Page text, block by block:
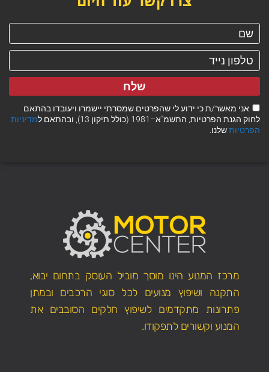
אני מאשר/ת כי ידוע לי שהפרטים שמסרתי יישמרו ויעובדו בהתאם
לחוק הגנת הפרטיות, התשמ"א–1981 (כולל תיקון 13), ובהתאם ל
מדיניות
הפרטיותשלנו.
שלח
מרכז המנוע הינו מוסך מוביל העוסק בתחום יבוא,
התקנה ושיפוץ מנועים לכל סוגי הרכבים ובמתן
פתרונות מתקדמים לשיפוץ חלקים הסובבים את
המנוע וקשורים לתפקודו.